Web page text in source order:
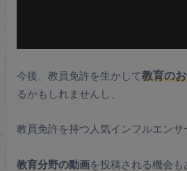
今後、教員免許を生かして教育の
るかもしれませんし、
教員免許を持つ人気インフルエンサ
教育分野の動画を投稿される機会も